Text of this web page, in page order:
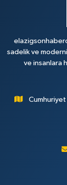
sadelik ve
ve insanlara
Cumhuriyet